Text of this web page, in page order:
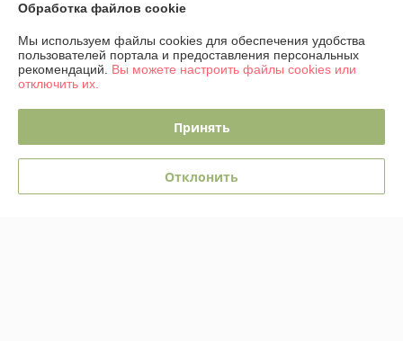
График работы
Полная версия сайта
Политика обработки cookies
Сайт создан на платформе Deal.by
Обработка файлов cookie
Мы используем файлы cookies для обеспечения удобства
пользователей портала и предоставления персональных
рекомендаций. Вы можете настроить файлы cookies или
отключить их.
Принять
Отклонить